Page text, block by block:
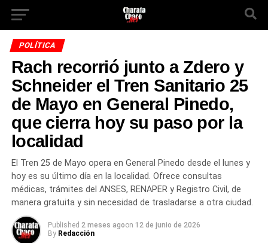
POLÍTICA
Rach recorrió junto a Zdero y
Schneider el Tren Sanitario 25
de Mayo en General Pinedo,
que cierra hoy su paso por la
localidad
El Tren 25 de Mayo opera en General Pinedo desde el lunes y
hoy es su último día en la localidad. Ofrece consultas
médicas, trámites del ANSES, RENAPER y Registro Civil, de
manera gratuita y sin necesidad de trasladarse a otra ciudad.
Published 2 meses agoon 12 de junio de 2026
By Redacción